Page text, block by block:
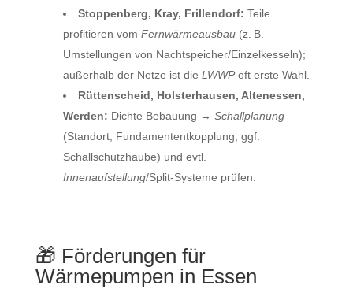
Stoppenberg, Kray, Frillendorf: Teile
profitieren vom Fernwärmeausbau(z. B.
Umstellungen von Nachtspeicher/Einzelkesseln);
außerhalb der Netze ist die LWWPoft erste Wahl.
Rüttenscheid, Holsterhausen, Altenessen,
Werden: Dichte Bebauung → Schallplanung
(Standort, Fundamententkopplung, ggf.
Schallschutzhaube) und evtl.
Innenaufstellung/Split‑Systeme prüfen.
🎁 Förderungen für
Wärmepumpen in Essen